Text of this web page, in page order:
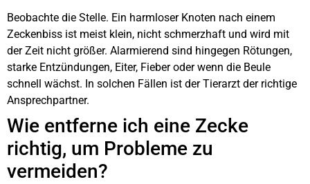
Beobachte die Stelle. Ein harmloser Knoten nach einem
Zeckenbiss ist meist klein, nicht schmerzhaft und wird mit
der Zeit nicht größer. Alarmierend sind hingegen Rötungen,
starke Entzündungen, Eiter, Fieber oder wenn die Beule
schnell wächst. In solchen Fällen ist der Tierarzt der richtige
Ansprechpartner.
Wie entferne ich eine Zecke
richtig, um Probleme zu
vermeiden?